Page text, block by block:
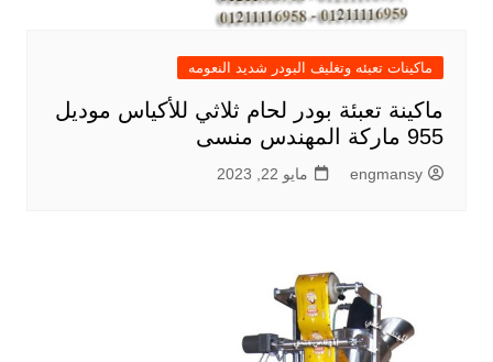
ماكينات تعبئه وتغليف البودر شديد النعومه
ماكينة تعبئة بودر لحام ثلاثي للأكياس موديل
955 ماركة المهندس منسى
engmansy مايو 22, 2023